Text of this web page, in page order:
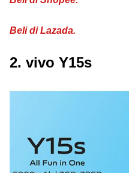
Beli di Lazada.
2. vivo Y15s